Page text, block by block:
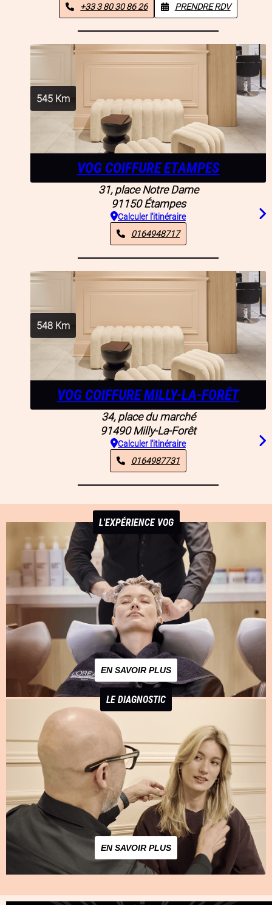
+33 3 80 30 86 26
PRENDRE RDV
545 Km
VOG COIFFURE ETAMPES
31, place Notre Dame
91150 Étampes
Calculer l'itinéraire
0164948717
548 Km
VOG COIFFURE MILLY-LA-FORÊT
34, place du marché
91490 Milly-La-Forêt
Calculer l'itinéraire
0164987731
L'EXPÉRIENCE VOG
EN SAVOIR PLUS
LE DIAGNOSTIC
EN SAVOIR PLUS